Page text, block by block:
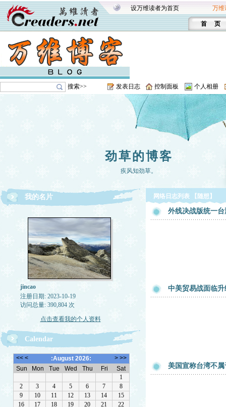
设万维读者为首页 万维
首 页
搜索>> 发表日志 控制面板 个人相册
劲草的博客
疾风知劲草。
我的名片
jincao
注册日期: 2023-10-19
访问总量: 390,804 次
点击查看我的个人资料
Calendar
网络日志列表 【随想】
外线决战版统一
中美贸易战面临
美国宣称台湾不